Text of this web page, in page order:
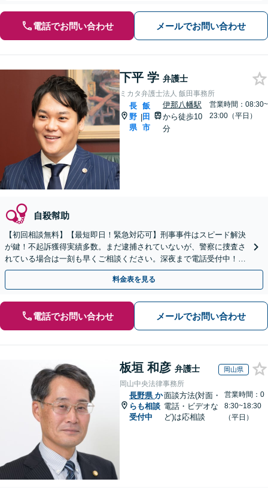
電話でお問い合わせ メールでお問い合わせ
下平 学 弁護士
ミカタ弁護士法人 飯田事務所
長
野
県
|
飯
田
市
伊那八幡駅
から徒歩10
分
営業時間：08:30~
23:00（平日）
自殺幇助
【初回相談無料】【最短即日！緊急対応可】刑事事件はスピード解決
が鍵！不起訴獲得実績多数。まだ逮捕されていないが、警察に捜査さ
れている場合は一刻も早くご相談ください。深夜まで電話受付中！痴
漢／盗撮／のぞき／その他性犯罪など
料金表を見る
電話でお問い合わせ メールでお問い合わせ
板垣 和彦 弁護士 岡山県
岡山中央法律事務所
長野県 か
らも相談
受付中
面談方法(対面・
電話・ビデオな
ど)は応相談
営業時間：0
8:30~18:30
（平日）